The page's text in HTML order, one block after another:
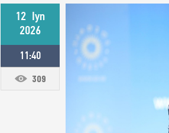
12 Iyn
2026
11:40
309